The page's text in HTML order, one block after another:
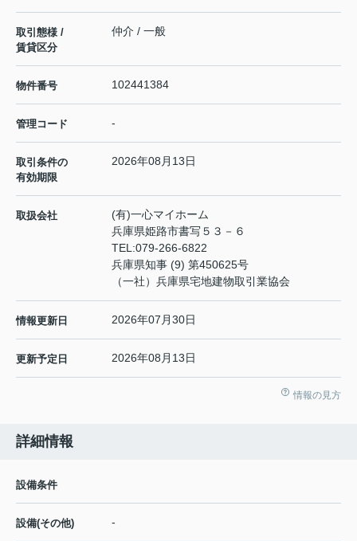
取引態様 /
賃貸区分
仲介 / 一般
物件番号 102441384
管理コード -
取引条件の
有効期限
2026年08月13日
取扱会社
(有)一心マイホーム
兵庫県姫路市書写５３－６
TEL:079-266-6822
兵庫県知事 (9) 第450625号
（一社）兵庫県宅地建物取引業協会
情報更新日 2026年07月30日
更新予定日 2026年08月13日
情報の見方
詳細情報
設備条件
設備(その他) -